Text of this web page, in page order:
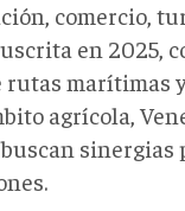
comercio,
en 2025,
marítimas
agrícola,